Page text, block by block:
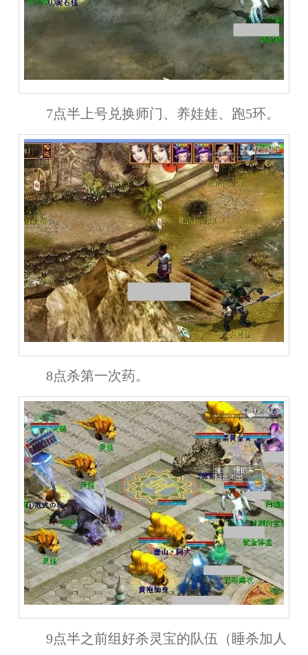
7点半上号兑换师门、养娃娃、跑5环。
8点杀第一次药。
9点半之前组好杀灵宝的队伍（睡杀加人